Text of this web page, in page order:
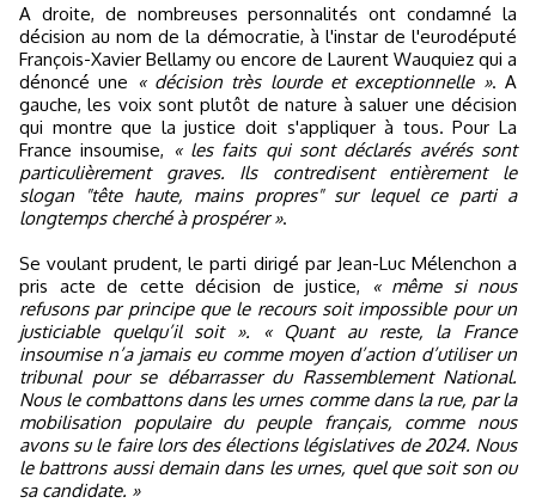
A droite, de nombreuses personnalités ont condamné la
décision au nom de la démocratie, à l'instar de l'eurodéputé
François-Xavier Bellamy ou encore de Laurent Wauquiez qui a
dénoncé une « décision très lourde et exceptionnelle ». A
gauche, les voix sont plutôt de nature à saluer une décision
qui montre que la justice doit s'appliquer à tous. Pour La
France insoumise, « les faits qui sont déclarés avérés sont
particulièrement graves. Ils contredisent entièrement le
slogan "tête haute, mains propres" sur lequel ce parti a
longtemps cherché à prospérer ».
Se voulant prudent, le parti dirigé par Jean-Luc Mélenchon a
pris acte de cette décision de justice,
« même si nous
refusons par principe que le recours soit impossible pour un
justiciable quelqu’il soit ». « Quant au reste, la France
insoumise n’a jamais eu comme moyen d’action d’utiliser un
tribunal pour se débarrasser du Rassemblement National.
Nous le combattons dans les urnes comme dans la rue, par la
mobilisation populaire du peuple français, comme nous
avons su le faire lors des élections législatives de 2024. Nous
le battrons aussi demain dans les urnes, quel que soit son ou
sa candidate. »